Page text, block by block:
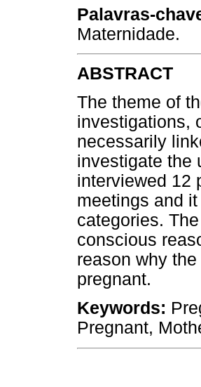
Palavras-
Maternidade.
ABSTRACT
The theme of
investigations,
necessarily
investigate the
interviewed 12
meetings and
categories.
conscious
reason why
pregnant.
Keywords:
Pregnant,